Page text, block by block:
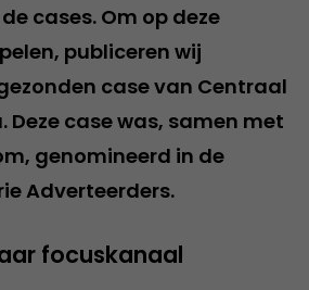
cases. Om op deze
publiceren wij
case van Centraal
Deze case was, samen met
genomineerd in de
Adverteerders.
focuskanaal